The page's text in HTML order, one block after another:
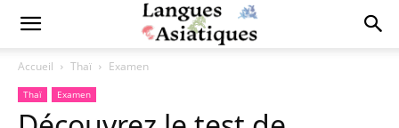
Accueil Thaï Examen
Thaï Examen